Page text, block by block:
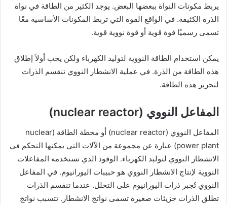
يربط مكونات النواة ببعضها البعض. يوجد الكثير من الطاقة في نواة
الذرة الكثيفة. في الواقع القوة التي تربط المكونات الأساسية معًا
تسمى رسميًا قوة قوية أو قوة نووية قوية.
يمكن استخدام الطاقة النووية لتوليد الكهرباء ولكن يجب أولاً إطلاق
هذه الطاقة من الذرة. في عملية الانشطار النووي تنقسم الذرات
لتحرير هذه الطاقة.
المفاعل النووي (nuclear reactor)
المفاعل النووي (nuclear reactor) أو محطة الطاقة (nuclear
power plant) عبارة عن مجموعة من الآلات التي يمكنها التحكم في
الانشطار النووي لتوليد الكهرباء. الوقود الذي تستخدمه المفاعلات
النووية لإنتاج الانشطار النووي هو حبيبات اليورانيوم. في المفاعل
النووي تُجبر ذرات اليورانيوم على التحلل. عندما تنقسم الذرات
تطلق الذرات جزيئات صغيرة تسمى نواتج الانشطار. تتسبب نواتج